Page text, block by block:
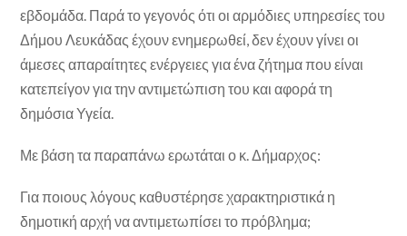
εβδομάδα. Παρά το γεγονός ότι οι αρμόδιες υπηρεσίες του
Δήμου Λευκάδας έχουν ενημερωθεί, δεν έχουν γίνει οι
άμεσες απαραίτητες ενέργειες για ένα ζήτημα που είναι
κατεπείγον για την αντιμετώπιση του και αφορά τη
δημόσια Υγεία.
Με βάση τα παραπάνω ερωτάται ο κ. Δήμαρχος:
Για ποιους λόγους καθυστέρησε χαρακτηριστικά η
δημοτική αρχή να αντιμετωπίσει το πρόβλημα;